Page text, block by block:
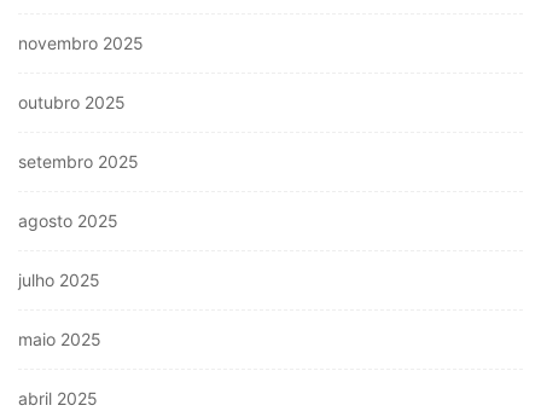
novembro 2025
outubro 2025
setembro 2025
agosto 2025
julho 2025
maio 2025
abril 2025